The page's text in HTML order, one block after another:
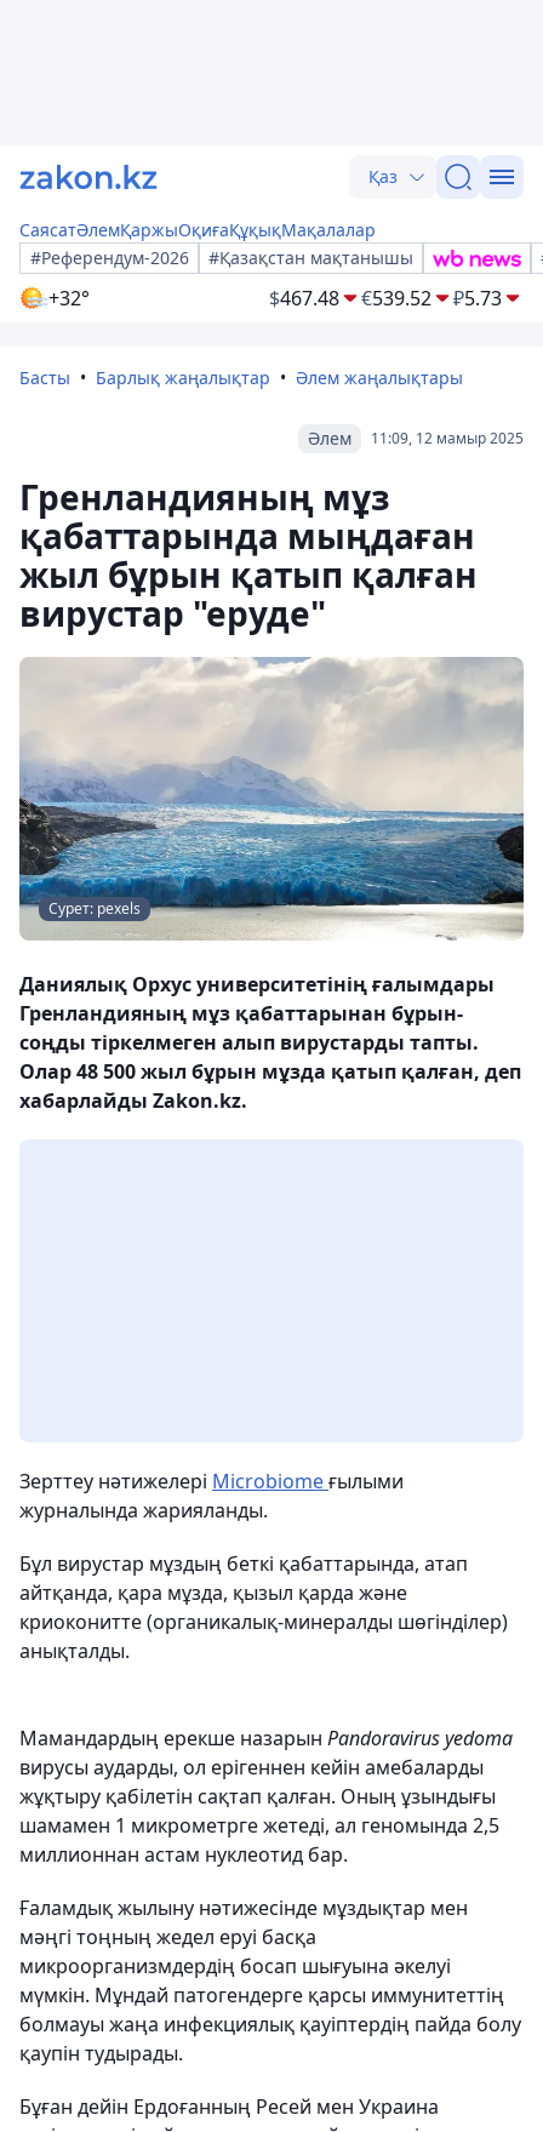
Қаз
СаясатӘлемҚаржыОқиғаҚұқықМақалалар
#Референдум-2026
#Қазақстан мақтанышы
+32° $467.48 €539.52 ₽5.73
Басты Барлық жаңалықтар Әлем жаңалықтары
11:09, 12 мамыр 2025
Әлем
Гренландияның мұз
қабаттарында мыңдаған
жыл бұрын қатып қалған
вирустар "еруде"
Сурет: pexels
Даниялық Орхус университетінің ғалымдары
Гренландияның мұз қабаттарынан бұрын-
соңды тіркелмеген алып вирустарды тапты.
Олар 48 500 жыл бұрын мұзда қатып қалған, деп
хабарлайды Zakon.kz.
Зерттеу нәтижелері Microbiomeғылыми
журналында жарияланды.
Бұл вирустар мұздың беткі қабаттарында, атап
айтқанда, қара мұзда, қызыл қарда және
криоконитте (органикалық-минералды шөгінділер)
анықталды.
Мамандардың ерекше назарын Pandoravirus yedoma
вирусы аударды, ол ерігеннен кейін амебаларды
жұқтыру қабілетін сақтап қалған. Оның ұзындығы
шамамен 1 микрометрге жетеді, ал геномында 2,5
миллионнан астам нуклеотид бар.
Ғаламдық жылыну нәтижесінде мұздықтар мен
мәңгі тоңның жедел еруі басқа
микроорганизмдердің босап шығуына әкелуі
мүмкін. Мұндай патогендерге қарсы иммунитеттің
болмауы жаңа инфекциялық қауіптердің пайда болу
қаупін тудырады.
Бұған дейін Ердоғанның Ресей мен Украина